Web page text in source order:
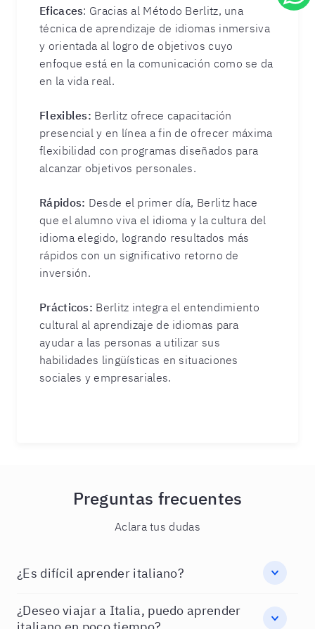
Eficaces: Gracias al Método Berlitz, una
técnica de aprendizaje de idiomas inmersiva
y orientada al logro de objetivos cuyo
enfoque está en la comunicación como se da
en la vida real.
Flexibles: Berlitz ofrece capacitación
presencial y en línea a fin de ofrecer máxima
flexibilidad con programas diseñados para
alcanzar objetivos personales.
Rápidos: Desde el primer día, Berlitz hace
que el alumno viva el idioma y la cultura del
idioma elegido, logrando resultados más
rápidos con un significativo retorno de
inversión.
Prácticos: Berlitz integra el entendimiento
cultural al aprendizaje de idiomas para
ayudar a las personas a utilizar sus
habilidades lingüísticas en situaciones
sociales y empresariales.
Preguntas frecuentes
Aclara tus dudas
¿Es difícil aprender italiano?
¿Deseo viajar a Italia, puedo aprender